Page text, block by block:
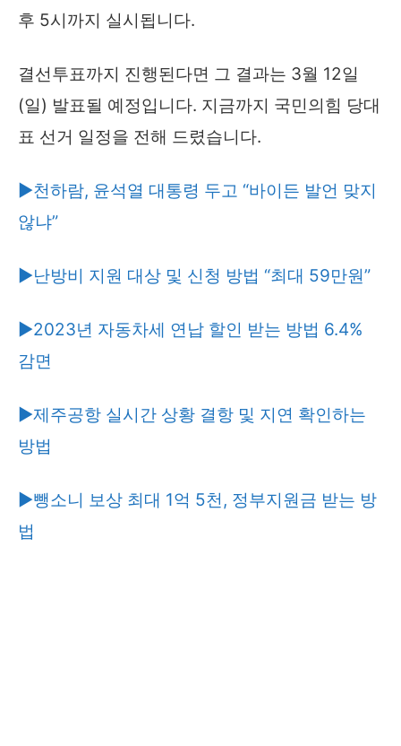
후 5시까지 실시됩니다.
결선투표까지 진행된다면 그 결과는 3월 12일
(일) 발표될 예정입니다. 지금까지 국민의힘 당대
표 선거 일정을 전해 드렸습니다.
▶천하람, 윤석열 대통령 두고 “바이든 발언 맞지
않냐”
▶난방비 지원 대상 및 신청 방법 “최대 59만원”
▶2023년 자동차세 연납 할인 받는 방법 6.4%
감면
▶제주공항 실시간 상황 결항 및 지연 확인하는
방법
▶뺑소니 보상 최대 1억 5천, 정부지원금 받는 방
법